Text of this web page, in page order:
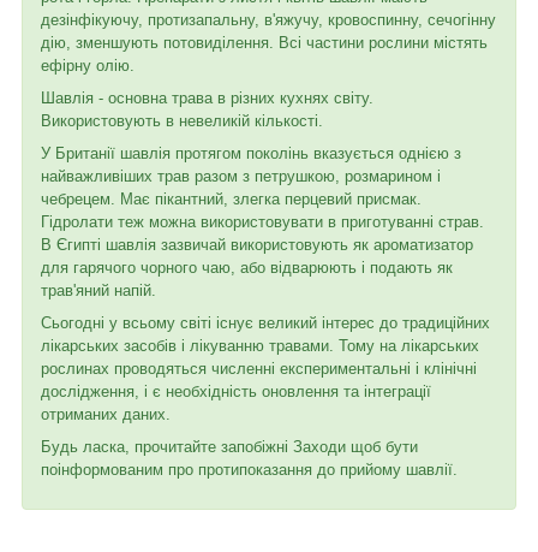
дезінфікуючу, протизапальну, в'яжучу, кровоспинну, сечогінну
дію, зменшують потовиділення. Всі частини рослини містять
ефірну олію.
Шавлія - основна трава в різних кухнях світу.
Використовують в невеликій кількості.
У Британії шавлія протягом поколінь вказується однією з
найважливіших трав разом з петрушкою, розмарином і
чебрецем. Має пікантний, злегка перцевий присмак.
Гідролати теж можна використовувати в приготуванні страв.
В Єгипті шавлія зазвичай використовують як ароматизатор
для гарячого чорного чаю, або відварюють і подають як
трав'яний напій.
Сьогодні у всьому світі існує великий інтерес до традиційних
лікарських засобів і лікуванню травами. Тому на лікарських
рослинах проводяться численні експериментальні і клінічні
дослідження, і є необхідність оновлення та інтеграції
отриманих даних.
Будь ласка, прочитайте запобіжні Заходи щоб бути
поінформованим про протипоказання до прийому шавлії.